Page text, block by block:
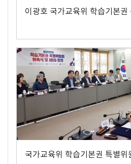
이광호 국가교육위 학습기본권
국가교육위 학습기본권 특별위